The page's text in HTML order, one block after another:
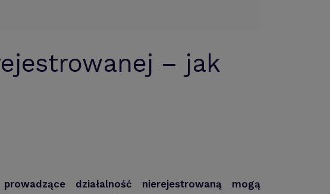
– jak
prowadzące działalność nierejestrowaną mogą